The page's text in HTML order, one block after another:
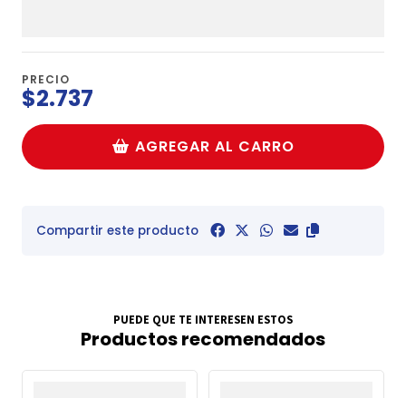
PRECIO
$2.737
AGREGAR AL CARRO
Compartir este producto
PUEDE QUE TE INTERESEN ESTOS
Productos recomendados